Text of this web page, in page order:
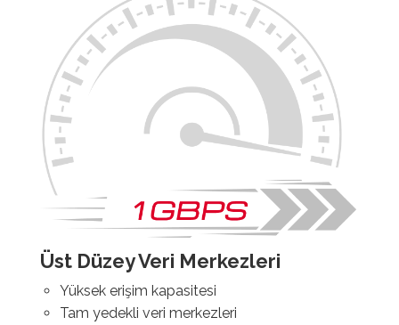
Üst Düzey Veri Merkezleri
Yüksek erişim kapasitesi
Tam yedekli veri merkezleri